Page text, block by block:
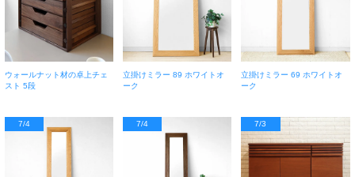
ウォールナット材の卓上チェ
スト 5段
立掛けミラー 89 ホワイトオ
ーク
立掛けミラー 69 ホワイトオ
ーク
7/4 7/4 7/3